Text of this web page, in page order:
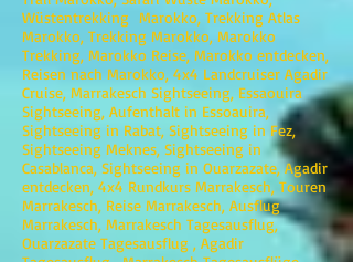
Wüstentrekking Marokko, Trekking Atlas
Marokko, Trekking Marokko, Marokko
Trekking, Marokko Reise, Marokko entdecken,
Reisen nach Marokko, 4x4 Landcruiser Agadir
Cruise, Marrakesch Sightseeing, Essaouira
Sightseeing, Aufenthalt in Essoauira,
Sightseeing in Rabat, Sightseeing in Fez,
Sightseeing Meknes, Sightseeing in
Casablanca, Sightseeing in Ouarzazate, Agadir
entdecken, 4x4 Rundkurs Marrakesch, Touren
Marrakesch, Reise Marrakesch, Ausflug
Marrakesch, Marrakesch Tagesausflug,
Ouarzazate Tagesausflug , Agadir